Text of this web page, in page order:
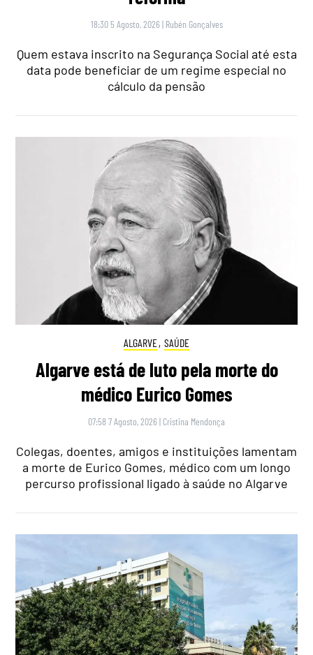
18:30 5 Agosto, 2026 | Rubén Gonçalves
Quem estava inscrito na Segurança Social até esta
data pode beneficiar de um regime especial no
cálculo da pensão
ALGARVE, SAÚDE
Algarve está de luto pela morte do
médico Eurico Gomes
07:58 7 Agosto, 2026 | Cristina Mendonça
Colegas, doentes, amigos e instituições lamentam
a morte de Eurico Gomes, médico com um longo
percurso profissional ligado à saúde no Algarve